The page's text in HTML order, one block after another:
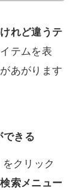
れど違うテ
テムを表
あがります
きる
クリック
索メニュー